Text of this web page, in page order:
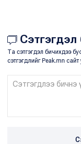
Сэтгэгдэл
Та сэтгэгдэл бичихдээ
сэтгэгдлийг Peak.mn сайт